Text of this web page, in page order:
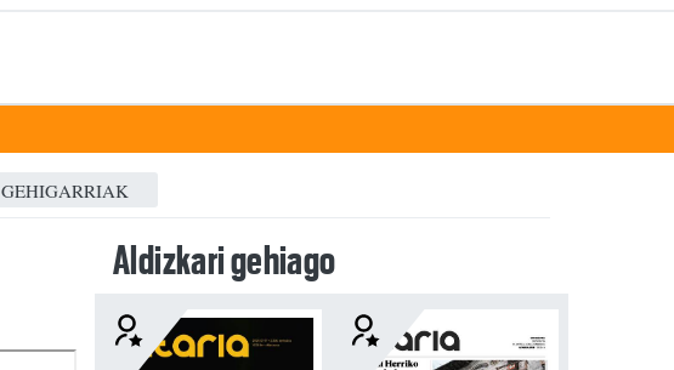
GEHIGARRIAK
Aldizkari gehiago